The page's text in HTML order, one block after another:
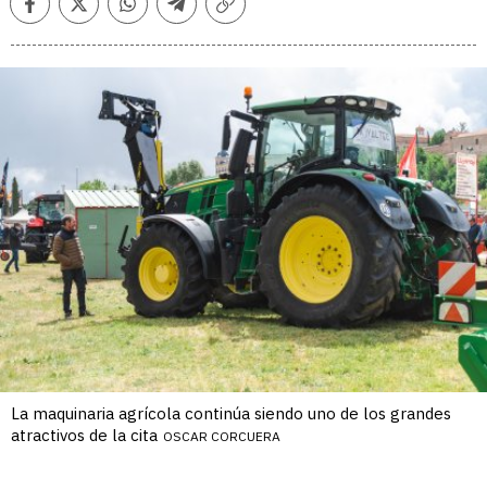
FacebookTwitterWhatsappTelegramCopiar
La maquinaria agrícola continúa siendo uno de los grandes
atractivos de la cita OSCAR CORCUERA